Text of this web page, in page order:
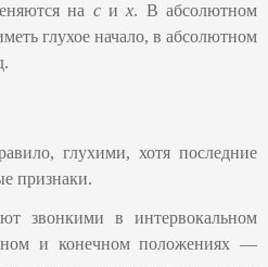
на сих. В абсолютном
глухое начало, в абсолютном
глухими, хотя последние
признаки.
звонкими в интервокальном
и конечном положениях —